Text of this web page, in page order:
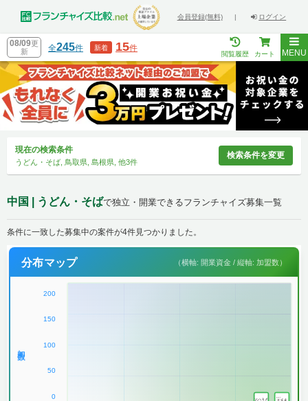
会員登録(無料) | ログイン
08/09更
新
全245件 新着 15件
閲覧履歴 カート MENU
現在の検索条件
うどん・そば, 鳥取県, 島根県, 他3件
検索条件を変更
中国 | うどん・そばで独立・開業できるフランチャイズ募集一覧
条件に一致した募集中の案件が4件見つかりました。
分布マップ （横軸: 開業資金 / 縦軸: 加盟数）
200
150
100
50
0